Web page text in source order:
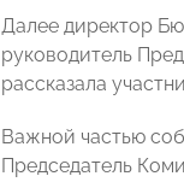
Далее директор
руководитель
рассказала
Важной частью
Председатель